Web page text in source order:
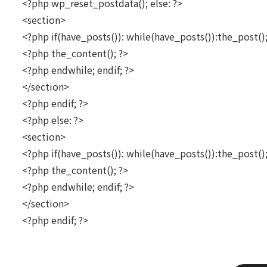
<?php wp_reset_postdata(); else: ?>
<section>
<?php if(have_posts()):
<?php the_content(); ?>
<?php endwhile; endif; ?>
</section>
<?php endif; ?>
<?php else: ?>
<section>
<?php if(have_posts()):
<?php the_content(); ?>
<?php endwhile; endif; ?>
</section>
<?php endif; ?>